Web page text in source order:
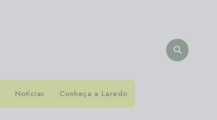
Notícias Conheça a Laredo